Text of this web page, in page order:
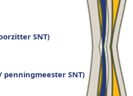
SNT)
penningmeester SNT)